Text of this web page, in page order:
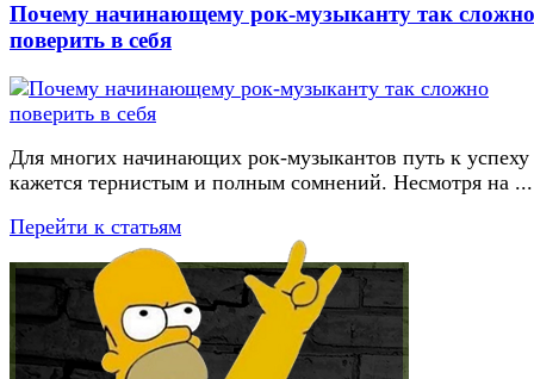
Почему начинающему рок-музыканту так сложно
поверить в себя
Для многих начинающих рок-музыкантов путь к успеху
кажется тернистым и полным сомнений. Несмотря на ...
Перейти к статьям